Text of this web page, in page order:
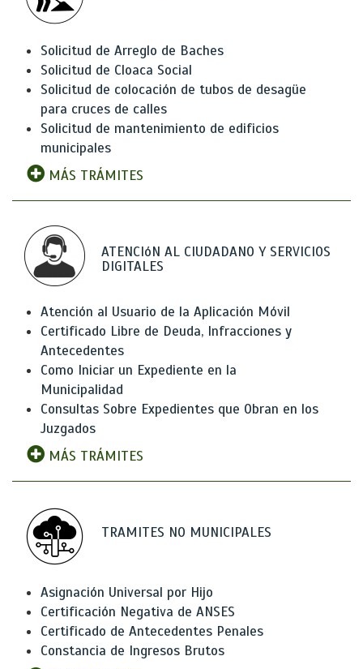
Solicitud de Arreglo de Baches
Solicitud de Cloaca Social
Solicitud de colocación de tubos de desagüe
para cruces de calles
Solicitud de mantenimiento de edificios
municipales
MÁS TRÁMITES
ATENCIóN AL CIUDADANO Y SERVICIOS
DIGITALES
Atención al Usuario de la Aplicación Móvil
Certificado Libre de Deuda, Infracciones y
Antecedentes
Como Iniciar un Expediente en la
Municipalidad
Consultas Sobre Expedientes que Obran en los
Juzgados
MÁS TRÁMITES
TRAMITES NO MUNICIPALES
Asignación Universal por Hijo
Certificación Negativa de ANSES
Certificado de Antecedentes Penales
Constancia de Ingresos Brutos